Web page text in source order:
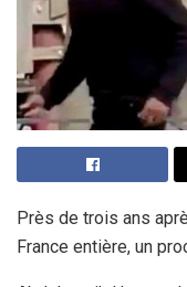
Près de trois ans
France entière, un